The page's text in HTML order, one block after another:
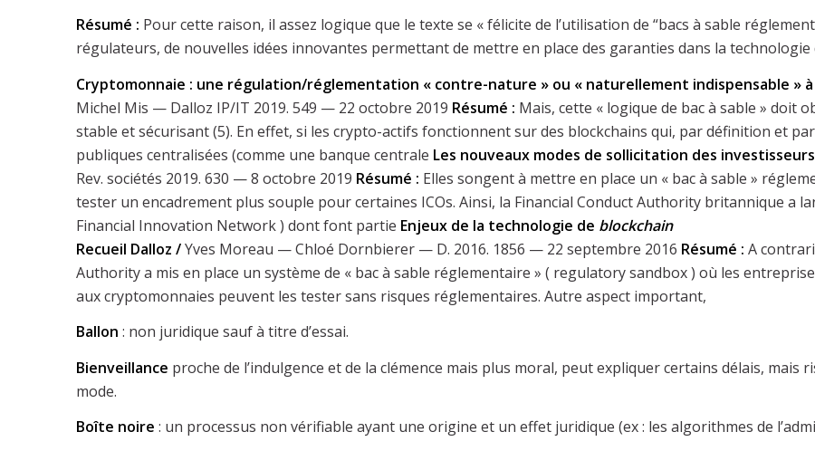
Résumé : Pour cette raison, il assez logique que le texte se « félicite de l’utilisation de “bacs à sable
régulateurs, de nouvelles idées innovantes permettant de mettre en place des garanties dans la
Cryptomonnaie : une régulation/réglementation « contre-nature » ou « naturellement indispensable »
Michel Mis — Dalloz IP/IT 2019. 549 — 22 octobre 2019 Résumé : Mais, cette « logique de bac à sable » doit
stable et sécurisant (5). En effet, si les crypto-actifs fonctionnent sur des blockchains qui, par définition et
publiques centralisées (comme une banque centrale Les nouveaux modes de sollicitation des investisseurs
Rev. sociétés 2019. 630 — 8 octobre 2019 Résumé : Elles songent à mettre en place un « bac à sable »
tester un encadrement plus souple pour certaines ICOs. Ainsi, la Financial Conduct Authority britannique a
Financial Innovation Network ) dont font partie Enjeux de la technologie de blockchain
Recueil Dalloz /Yves Moreau — Chloé Dornbierer — D. 2016. 1856 — 22 septembre 2016 Résumé : A
Authority a mis en place un système de « bac à sable réglementaire » ( regulatory sandbox ) où les
aux cryptomonnaies peuvent les tester sans risques réglementaires. Autre aspect important,
Ballon : non juridique sauf à titre d’essai.
Bienveillance proche de l’indulgence et de la clémence mais plus moral, peut expliquer certains délais,
mode.
Boîte noire : un processus non vérifiable ayant une origine et un effet juridique (ex : les algorithmes de